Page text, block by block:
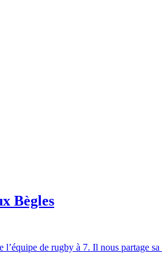
Bègles
l’équipe de rugby à 7. Il nous partage